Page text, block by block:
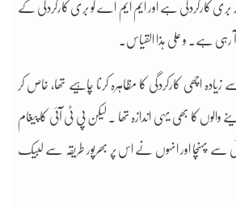
بری کارکردگی ہے اور ایم ایم اے کو بری کارکردگی کے
آ رہی ہے۔ و علی ہذا القیاس۔
اچھی کارکردگی کا مظاہرہ کرنا چاہیے تھا، خاص کر
کا بھی یہی اندازہ تھا ۔ لیکن پی ٹی آئی کا پیغام
سے پہنچا اور انہوں نے اس پر بھرپور طریقہ سے لبیک